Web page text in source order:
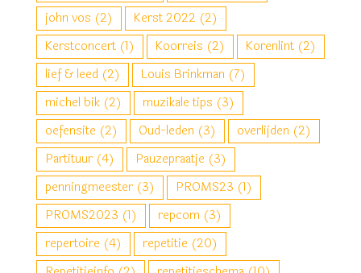
john vos (2) Kerst 2022 (2)
Kerstconcert (1) Koorreis (2) Korenlint (2)
lief & leed (2) Louis Brinkman (7)
michel bik (2) muzikale tips (3)
oefensite (2) Oud-leden (3) overlijden (2)
Partituur (4) Pauzepraatje (3)
penningmeester (3) PROMS23 (1)
PROMS2023 (1) repcom (3)
repertoire (4) repetitie (20)